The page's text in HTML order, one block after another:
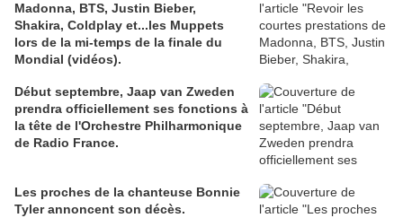
Madonna, BTS, Justin Bieber,
Shakira, Coldplay et...les Muppets
lors de la mi-temps de la finale du
Mondial (vidéos).
Début septembre, Jaap van Zweden
prendra officiellement ses fonctions à
la tête de l'Orchestre Philharmonique
de Radio France.
Les proches de la chanteuse Bonnie
Tyler annoncent son décès.